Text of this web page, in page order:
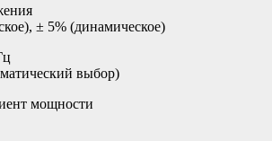
± 5% (динамическое)
выбор)
мощности